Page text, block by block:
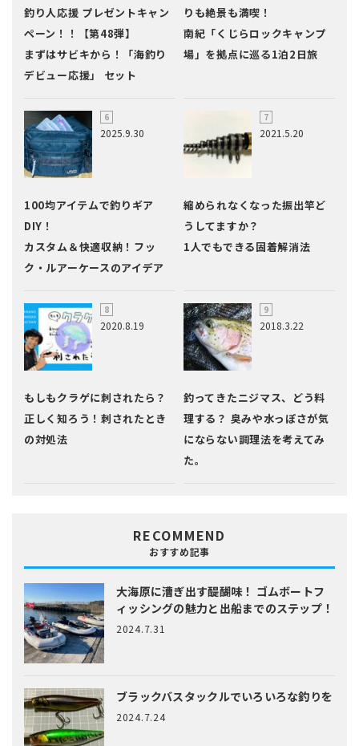
釣り人応援 プレゼントキャン
ペーン！！【第48弾】
まずはサビキから！「海釣り
デビュー応援」 セット
りも絶景も満喫！
南紀「くじらロックキャンプ
場」を拠点に巡る1泊2日旅
2025.9.30
100均アイテムで釣りギア
DIY！
カスタム＆快適収納！フッ
ク・ルアーケースのアイデア
2021.5.20
縮められなくなった振出竿ど
うしてますか？
1人でもできる固着解消法
2020.8.19
もしもクラゲに刺されたら？
正しく知ろう！刺されたとき
の対処法
2018.3.22
釣ってきたニジマス、どう料
理する？ 臭みや水っぽさが気
にならない調理法を考えてみ
た。
RECOMMEND
おすすめ記事
大海原に漕ぎ出す醍醐味！ ゴムボートフ
ィッシングの魅力と出船までのステップ！
2024.7.31
ブラックバスタックルでいろいろな釣りを
2024.7.24